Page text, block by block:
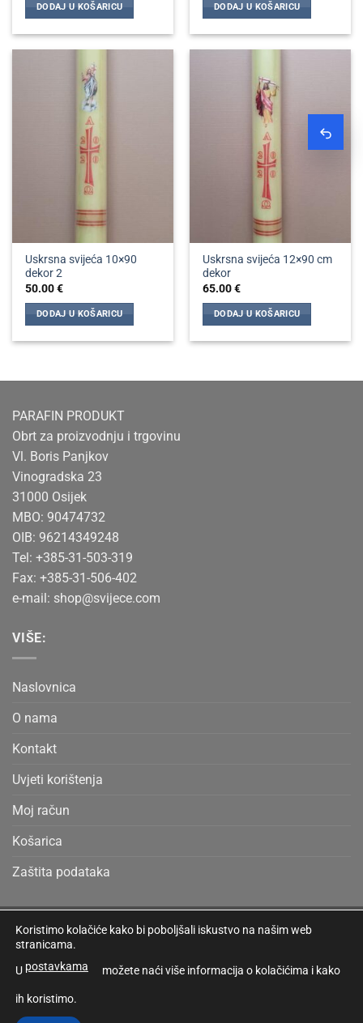
DODAJ U KOŠARICU DODAJ U KOŠARICU
Uskrsna svijeća 10×90
dekor 2
50.00€
DODAJ U KOŠARICU
Uskrsna svijeća 12×90 cm
dekor
65.00€
DODAJ U KOŠARICU
PARAFIN PRODUKT
Obrt za proizvodnju i trgovinu
Vl. Boris Panjkov
Vinogradska 23
31000 Osijek
MBO: 90474732
OIB: 96214349248
Tel: +385-31-503-319
Fax: +385-31-506-402
e-mail: shop@svijece.com
VIŠE:
Naslovnica
O nama
Kontakt
Uvjeti korištenja
Moj račun
Košarica
Zaštita podataka
Cash
Delivery
Bank
Credit
2
MasterCard
Visa
MOJ RAČUN DETALJI RAČUNA UVJETI KORIŠTENJA KOŠARICA
Koristimo kolačiće kako bi poboljšali iskustvo na našim web
stranicama.
U postavkama možete naći više informacija o kolačićima i kako
ih koristimo.